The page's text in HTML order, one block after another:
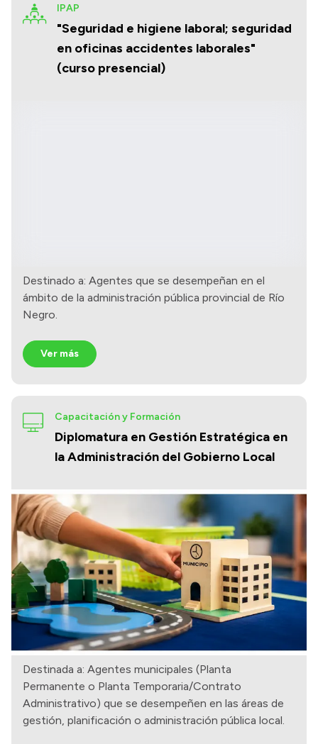
"Seguridad e higiene laboral; seguridad
en oficinas accidentes laborales"
(curso presencial)
IPAP
Destinado a: Agentes que se desempeñan en el
ámbito de la administración pública provincial de Río
Negro.
Ver más
Diplomatura en Gestión Estratégica en
la Administración del Gobierno Local
Capacitación y Formación
Destinada a: Agentes municipales (Planta
Permanente o Planta Temporaria/Contrato
Administrativo) que se desempeñen en las áreas de
gestión, planificación o administración pública local.